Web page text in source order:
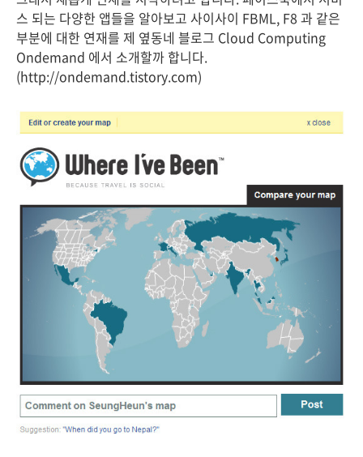
스 되는 다양한 앱들을 알아보고 사이사이 FBML, F8 과 같은
부분에 대한 연재를 제 옆동네 블로그 Cloud Computing
Ondemand 에서 소개할까 합니다.
(http://ondemand.tistory.com)